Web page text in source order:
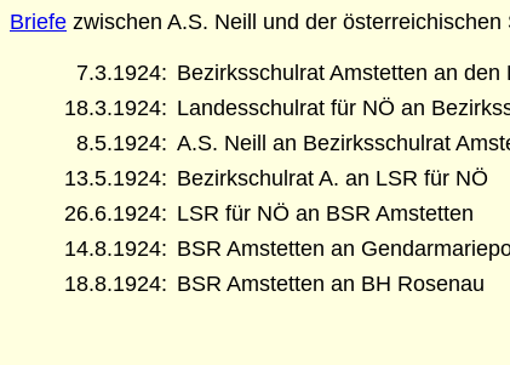
Briefe zwischen A.S. Neill und der österreichischen
7.3.1924: Bezirksschulrat Amstetten an
18.3.1924: Landesschulrat für NÖ an
8.5.1924: A.S. Neill an Bezirksschulrat
13.5.1924: Bezirkschulrat A. an LSR für NÖ
26.6.1924: LSR für NÖ an BSR Amstetten
14.8.1924: BSR Amstetten an
18.8.1924: BSR Amstetten an BH Rosenau